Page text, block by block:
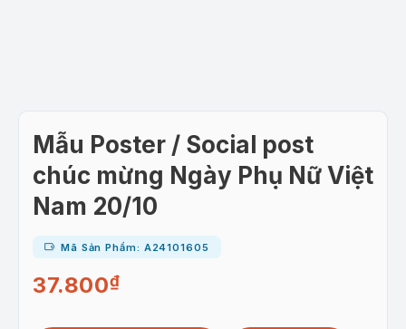
Mẫu Poster / Social post
chúc mừng Ngày Phụ Nữ Việt
Nam 20/10
Mã Sản Phẩm: A24101605
37.800₫